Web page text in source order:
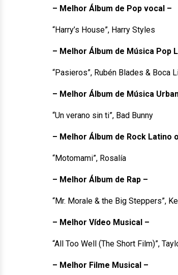
– Melhor Álbum de Pop vocal –
“Harry’s House”, Harry Styles
– Melhor Álbum de Música Pop
“Pasieros”, Rubén Blades & Boca
– Melhor Álbum de Música
“Un verano sin ti”, Bad Bunny
– Melhor Álbum de Rock Latino
“Motomami”, Rosalía
– Melhor Álbum de Rap –
“Mr. Morale & the Big Steppers”,
– Melhor Vídeo Musical –
“All Too Well (The Short Film)”,
– Melhor Filme Musical –